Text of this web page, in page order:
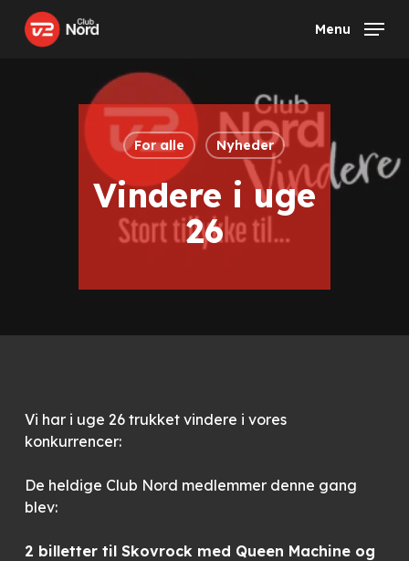
Menu
For alle Nyheder
Vindere i uge
26
Vi har i uge 26 trukket vindere i vores
konkurrencer:
De heldige Club Nord medlemmer denne gang
blev:
2 billetter til Skovrock med Queen Machine og